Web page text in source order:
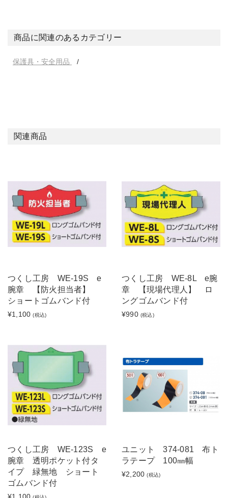
商品に関連のあるカテゴリー
保護具・安全用品
関連商品
つくし工房 WE-19S e
腕章 【防火担当者】
ショートゴムバンド付
¥1,100 (税込)
つくし工房 WE-8L e腕
章 【現場代理人】 ロ
ングゴムバンド付
¥990 (税込)
つくし工房 WE-123S e
腕章 透明ポケット付タ
イプ 緑無地 ショート
ゴムバンド付
ユニット 374-081 布ト
ラテープ 100㎜幅
¥2,200 (税込)